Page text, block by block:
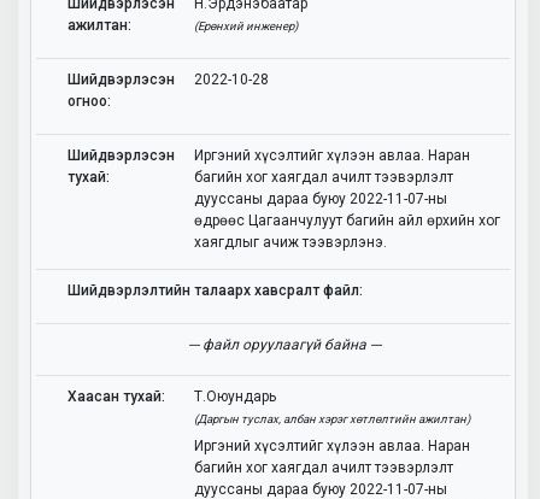
Шийдвэрлэсэн
ажилтан:
Н.Эрдэнэбаатар
(Ерөнхий инженер)
Шийдвэрлэсэн
огноо:
2022-10-28
Шийдвэрлэсэн
тухай:
Иргэний хүсэлтийг хүлээн авлаа. Наран
багийн хог хаягдал ачилт тээвэрлэлт
дууссаны дараа буюу 2022-11-07-ны
өдрөөс Цагаанчулуут багийн айл өрхийн хог
хаягдлыг ачиж тээвэрлэнэ.
Шийдвэрлэлтийн талаарх хавсралт файл:
--- файл оруулаагүй байна ---
Хаасан тухай: Т.Оюундарь
(Даргын туслах, албан хэрэг хөтлөлтийн ажилтан)
Иргэний хүсэлтийг хүлээн авлаа. Наран
багийн хог хаягдал ачилт тээвэрлэлт
дууссаны дараа буюу 2022-11-07-ны